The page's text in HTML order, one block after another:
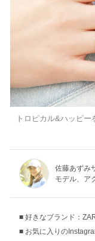
トロピカル&ハッピ
佐藤あずみ
モデル、ア
好きなブランド：
お気に入りの